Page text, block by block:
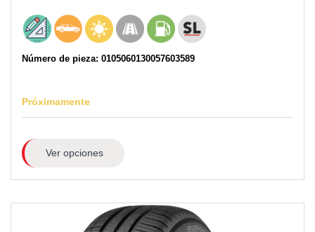
Número de pieza: 0105060130057603589
Próximamente
Ver opciones